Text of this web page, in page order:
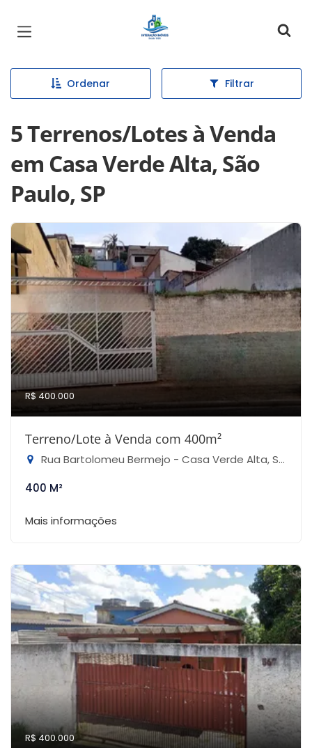
Página inicial
Ordenar Filtrar
5 Terrenos/Lotes à Venda
em Casa Verde Alta, São
Paulo, SP
R$ 400.000
Terreno/Lote à Venda com 400m²
Rua Bartolomeu Bermejo - Casa Verde Alta, São Paulo-SP
400 M²
Mais informações
R$ 400.000